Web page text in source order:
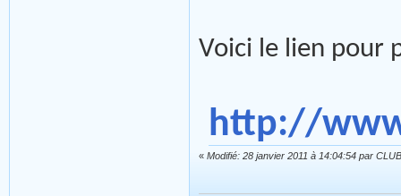
Voici le lien pour
http://
« Modifié: 28 janvier 2011 à 14:04:54 par